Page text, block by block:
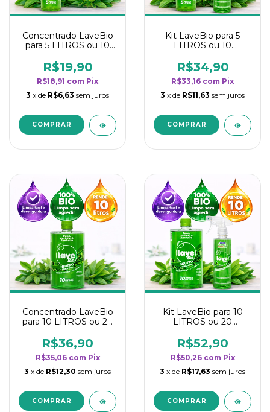
Concentrado LaveBio
para 5 LITROS ou 10
rendimento da
categoria - Neutro
R$19,90
R$18,91 com Pix
3 x de R$6,63 sem juros
Kit LaveBio para 5
LITROS ou 10
rendimento da
categoria - Neutro
R$34,90
R$33,16 com Pix
3 x de R$11,63 sem juros
Concentrado LaveBio
para 10 LITROS ou 20
rendimento da
categoria - Neutro
R$36,90
R$35,06 com Pix
3 x de R$12,30 sem juros
Kit LaveBio para 10
LITROS ou 20
rendimento da
categoria - Neutro
R$52,90
R$50,26 com Pix
3 x de R$17,63 sem juros